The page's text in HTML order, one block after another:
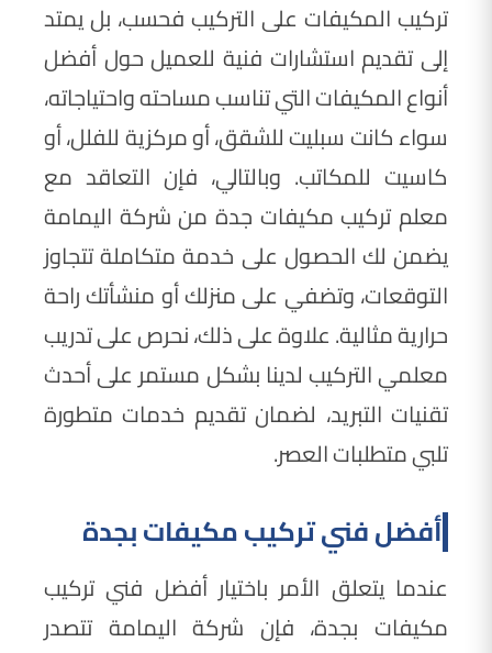
تركيب المكيفات على التركيب فحسب، بل يمتد
إلى تقديم استشارات فنية للعميل حول أفضل
أنواع المكيفات التي تناسب مساحته واحتياجاته،
سواء كانت سبليت للشقق، أو مركزية للفلل، أو
كاسيت للمكاتب. وبالتالي، فإن التعاقد مع
معلم تركيب مكيفات جدة من شركة اليمامة
يضمن لك الحصول على خدمة متكاملة تتجاوز
التوقعات، وتضفي على منزلك أو منشأتك راحة
حرارية مثالية. علاوة على ذلك، نحرص على تدريب
معلمي التركيب لدينا بشكل مستمر على أحدث
تقنيات التبريد، لضمان تقديم خدمات متطورة
تلبي متطلبات العصر.
أفضل فني تركيب مكيفات بجدة
عندما يتعلق الأمر باختيار أفضل فني تركيب
مكيفات بجدة، فإن شركة اليمامة تتصدر